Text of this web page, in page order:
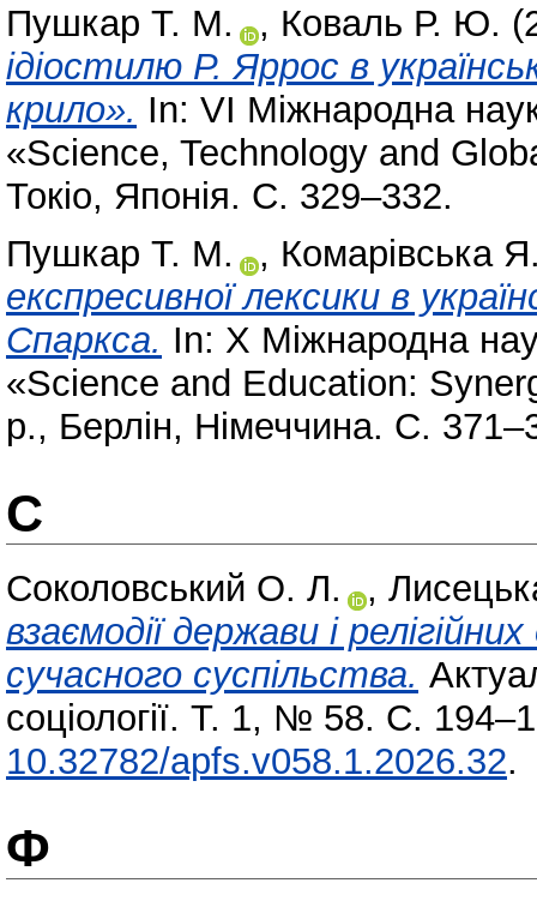
Пушкар Т. М.
, Коваль Р. Ю.
ідіостилю Р. Яррос в
крило». In: VI Міжнародна
«Science, Technology and
Токіо, Японія. С. 329–332.
Пушкар Т. М.
, Комарівська
експресивної лексики в
Спаркса. In: X Міжнародна
«Science and Education:
р., Берлін, Німеччина. С.
С
Соколовський О. Л. ,
взаємодії держави і
сучасного суспільства.
соціології. Т. 1, № 58. С.
10.32782/apfs.v058.1.2026.32.
Ф